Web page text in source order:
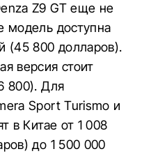
Z9 GT еще не
модель доступна
(45 800 долларов).
версия стоит
800). Для
Sport Turismo и
в Китае от 1 008
до 1 500 000